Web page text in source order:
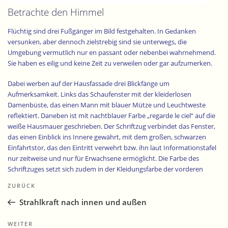
Betrachte den Himmel
Flüchtig sind drei Fußgänger im Bild festgehalten. In Gedanken
versunken, aber dennoch zielstrebig sind sie unterwegs, die
Umgebung vermutlich nur en passant oder nebenbei wahrnehmend.
Sie haben es eilig und keine Zeit zu verweilen oder gar aufzumerken.
Dabei werben auf der Hausfassade drei Blickfänge um
Aufmerksamkeit. Links das Schaufenster mit der kleiderlosen
Damenbüste, das einen Mann mit blauer Mütze und Leuchtweste
reflektiert. Daneben ist mit nachtblauer Farbe „regarde le ciel“ auf die
weiße Hausmauer geschrieben. Der Schriftzug verbindet das Fenster,
das einen Einblick ins Innere gewährt, mit dem großen, schwarzen
Einfahrtstor, das den Eintritt verwehrt bzw. ihn laut Informationstafel
nur zeitweise und nur für Erwachsene ermöglicht. Die Farbe des
Schriftzuges setzt sich zudem in der Kleidungsfarbe der vorderen
Verbindung mit den Vorübereilenden eingeht.
möglicherweise an das erfolgreiche Schuhlabel, das unter diesem
Beitragsnavigation
Vorheriger
Beitrag
ZURÜCK
Strahlkraft nach innen und außen
Nächster
WEITER